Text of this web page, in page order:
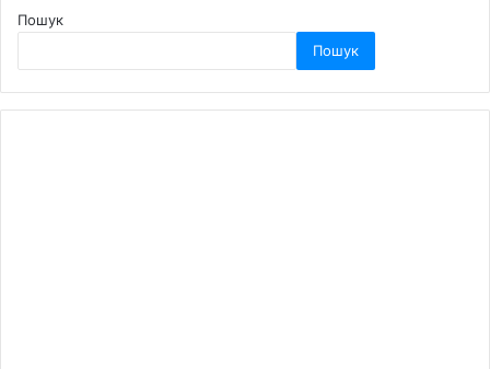
Пошук
Пошук